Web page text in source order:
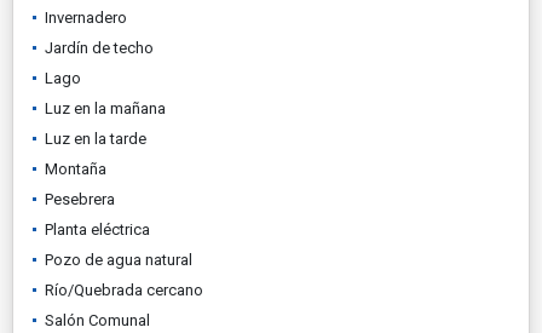
Invernadero
Jardín de techo
Lago
Luz en la mañana
Luz en la tarde
Montaña
Pesebrera
Planta eléctrica
Pozo de agua natural
Río/Quebrada cercano
Salón Comunal